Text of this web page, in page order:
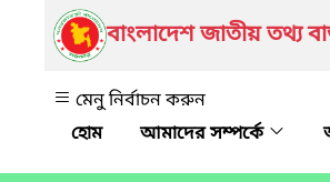
বাংলাদেশ জাতীয় তথ্য
মেনু নির্বাচন করুন
আমাদের সম্পর্কে